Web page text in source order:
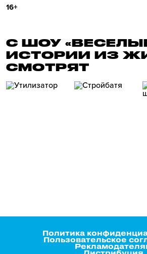
16+
С ШОУ
ИСТОРИИ ИЗ
СМОТРЯТ
Политика
Пользовательское